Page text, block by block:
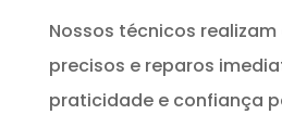
Nossos técnicos
precisos e reparos
praticidade e confiança